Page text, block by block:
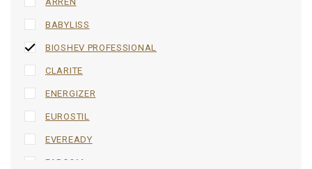
BABYLISS
BIOSHEV PROFESSIONAL
CLARITE
ENERGIZER
EUROSTIL
EVEREADY
FARCOM